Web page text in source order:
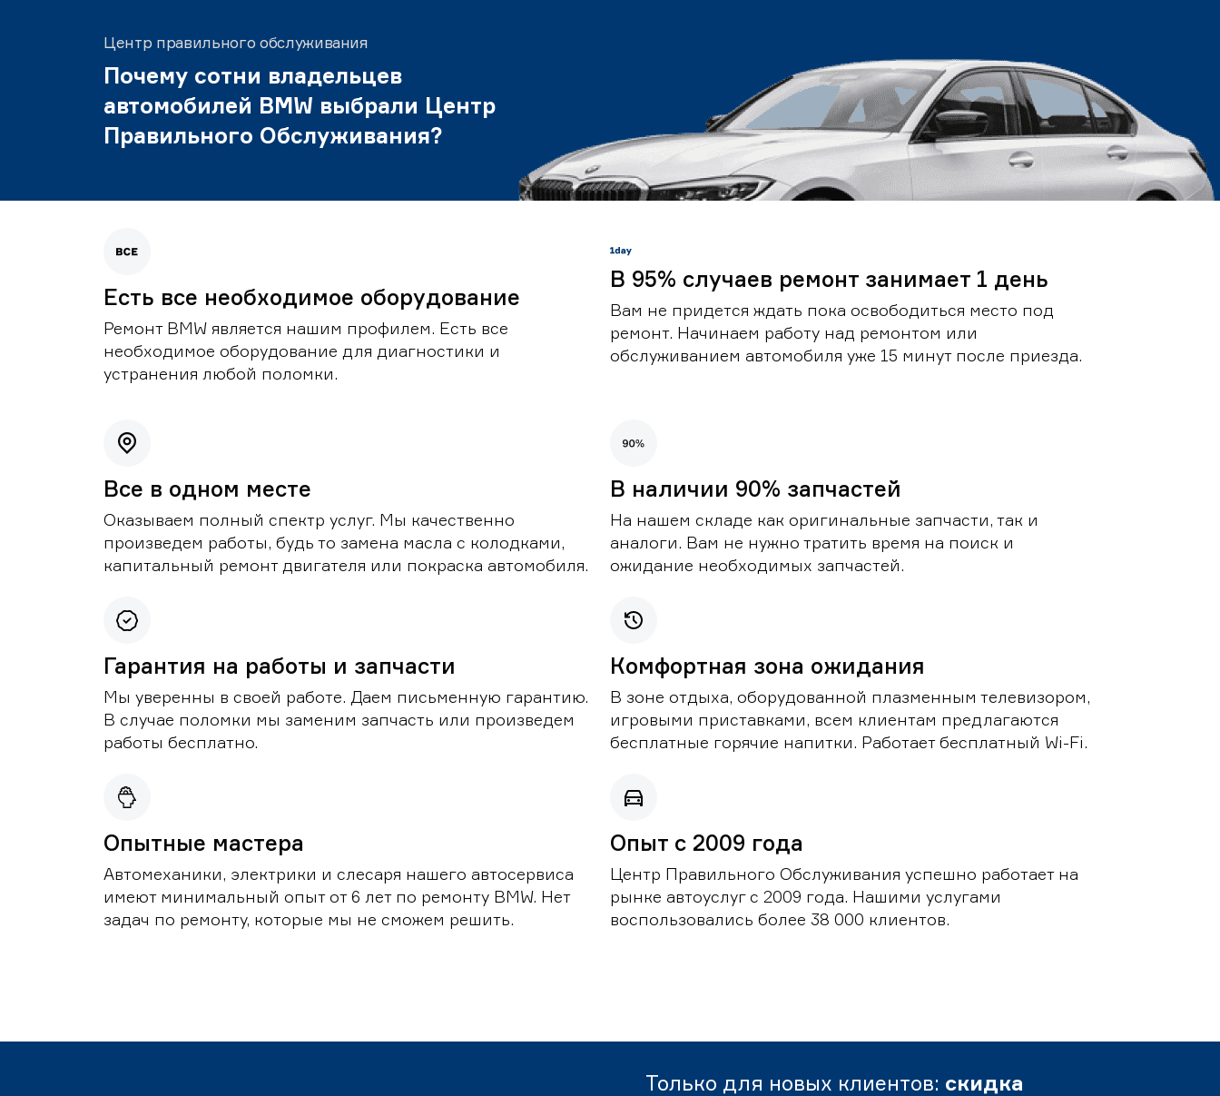
Центр правильного обслуживания
Почему сотни владельцев
автомобилей BMW выбрали Центр
Правильного Обслуживания?
Есть все необходимое оборудование
Ремонт BMW является нашим профилем. Есть все
необходимое оборудование для диагностики и
устранения любой поломки.
В 95% случаев ремонт занимает 1 день
Вам не придется ждать пока освободиться место под
ремонт. Начинаем работу над ремонтом или
обслуживанием автомобиля уже 15 минут после приезда.
Все в одном месте
Оказываем полный спектр услуг. Мы качественно
произведем работы, будь то замена масла с колодками,
капитальный ремонт двигателя или покраска автомобиля.
В наличии 90% запчастей
На нашем складе как оригинальные запчасти, так и
аналоги. Вам не нужно тратить время на поиск и
ожидание необходимых запчастей.
Гарантия на работы и запчасти
Мы уверенны в своей работе. Даем письменную гарантию.
В случае поломки мы заменим запчасть или произведем
работы бесплатно.
Комфортная зона ожидания
В зоне отдыха, оборудованной плазменным телевизором,
игровыми приставками, всем клиентам предлагаются
бесплатные горячие напитки. Работает бесплатный Wi-Fi.
Опытные мастера
Автомеханики, электрики и слесаря нашего автосервиса
имеют минимальный опыт от 6 лет по ремонту BMW. Нет
задач по ремонту, которые мы не сможем решить.
Опыт с 2009 года
Центр Правильного Обслуживания успешно работает на
рынке автоуслуг с 2009 года. Нашими услугами
воспользовались более 38 000 клиентов.
Только для новых клиентов: скидка